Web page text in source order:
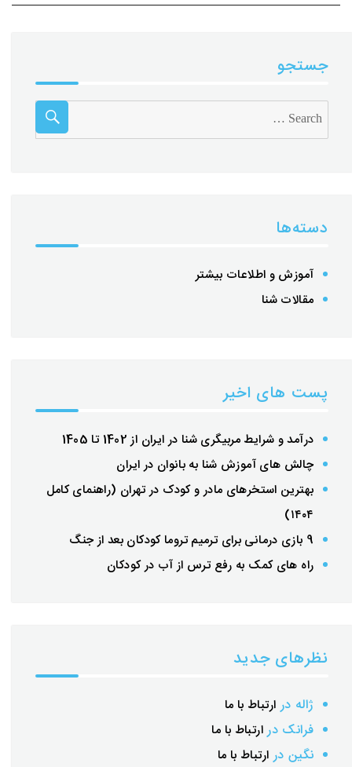
جستجو
دسته‌ها
آموزش و اطلاعات بیشتر
مقالات شنا
پست های اخیر
درآمد و شرایط مربیگری شنا در ایران از 1402 تا 1405
چالش های آموزش شنا به بانوان در ایران
بهترین استخرهای مادر و کودک در تهران (راهنمای کامل
۱۴۰۴)
9 بازی‌ درمانی برای ترمیم تروما کودکان بعد از جنگ‌
راه های کمک به رفع ترس از آب در کودکان
نظرهای جدید
ژاله در ارتباط با ما
فرانک درارتباط با ما
نگین در ارتباط با ما